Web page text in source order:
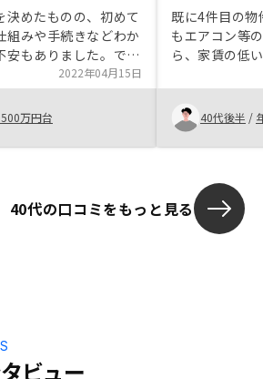
決めたものの、初めて
組みや手続きなどわか
安もありました。でも
とつ丁寧にご説明頂
迅速にご回答頂けたこ
。
2022年04月15日
万円台
既に4件目の
もエアコン等
ら、家賃の低
スの人もずっ
て、安心感が
40代後半 /
40代の口コミをもっと見る
ビュー